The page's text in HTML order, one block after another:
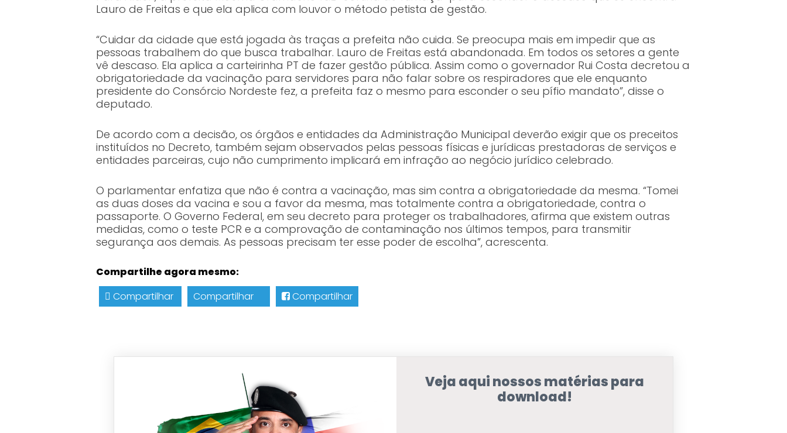
Lauro de Freitas e que ela aplica com louvor o método petista de gestão.
“Cuidar da cidade que está jogada às traças a prefeita não cuida. Se preocupa mais em impedir que as
pessoas trabalhem do que busca trabalhar. Lauro de Freitas está abandonada. Em todos os setores a gente
vê descaso. Ela aplica a carteirinha PT de fazer gestão pública. Assim como o governador Rui Costa decretou a
obrigatoriedade da vacinação para servidores para não falar sobre os respiradores que ele enquanto
presidente do Consórcio Nordeste fez, a prefeita faz o mesmo para esconder o seu pífio mandato”, disse o
deputado.
De acordo com a decisão, os órgãos e entidades da Administração Municipal deverão exigir que os preceitos
instituídos no Decreto, também sejam observados pelas pessoas físicas e jurídicas prestadoras de serviços e
entidades parceiras, cujo não cumprimento implicará em infração ao negócio jurídico celebrado.
O parlamentar enfatiza que não é contra a vacinação, mas sim contra a obrigatoriedade da mesma. “Tomei
as duas doses da vacina e sou a favor da mesma, mas totalmente contra a obrigatoriedade, contra o
passaporte. O Governo Federal, em seu decreto para proteger os trabalhadores, afirma que existem outras
medidas, como o teste PCR e a comprovação de contaminação nos últimos tempos, para transmitir
segurança aos demais. As pessoas precisam ter esse poder de escolha”, acrescenta.
Compartilhe agora mesmo:
Compartilhar
Compartilhar Compartilhar
Veja aqui nossos matérias para
download!